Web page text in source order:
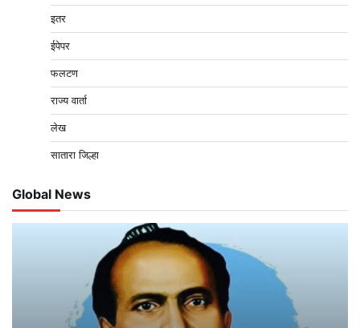
इतर
ईपेपर
फलटण
राज्य वार्ता
लेख
सातारा जिल्हा
Global News